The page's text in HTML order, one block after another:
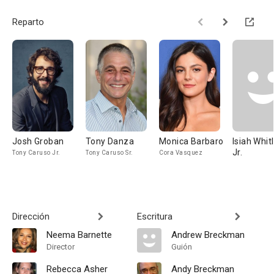
Reparto
Josh Groban
Tony Caruso Jr.
Tony Danza
Tony Caruso Sr.
Monica Barbaro
Cora Vasquez
Isiah
Jr.
Dirección
Neema Barnette
Director
Rebecca Asher
Escritura
Andrew Breckman
Guión
Andy Breckman